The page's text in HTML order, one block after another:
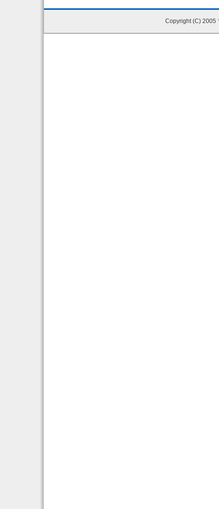
Copyright (C) 2005